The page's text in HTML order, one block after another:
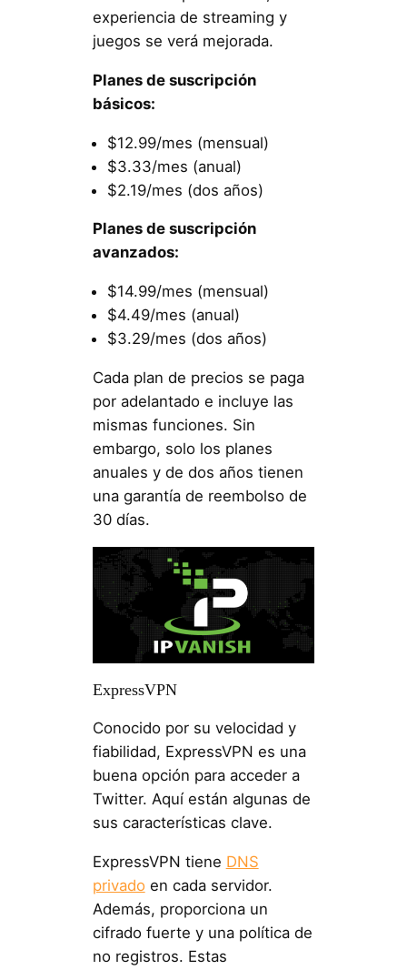
experiencia de streaming y
juegos se verá mejorada.
Planes de suscripción
básicos:
$12.99/mes (mensual)
$3.33/mes (anual)
$2.19/mes (dos años)
Planes de suscripción
avanzados:
$14.99/mes (mensual)
$4.49/mes (anual)
$3.29/mes (dos años)
Cada plan de precios se paga
por adelantado e incluye las
mismas funciones. Sin
embargo, solo los planes
anuales y de dos años tienen
una garantía de reembolso de
30 días.
ExpressVPN
Conocido por su velocidad y
fiabilidad, ExpressVPN es una
buena opción para acceder a
Twitter. Aquí están algunas de
sus características clave.
ExpressVPN tiene DNS
privadoen cada servidor.
Además, proporciona un
cifrado fuerte y una política de
no registros. Estas